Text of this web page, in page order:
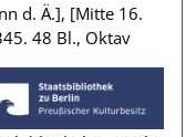
d. Ä.], [Mitte 16.
48 Bl., Oktav